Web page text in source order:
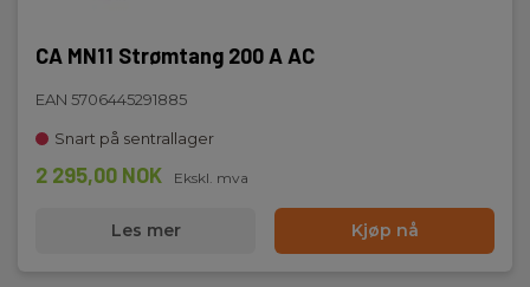
CA MN11 Strømtang 200 A AC
EAN 5706445291885
Snart på sentrallager
2 295,00 NOK Ekskl. mva
Les mer Kjøp nå